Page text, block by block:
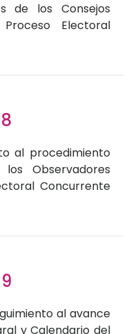
de los Consejos
Electoral
al procedimiento
Observadores
Concurrente
al avance
y Calendario del